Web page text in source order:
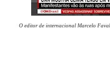
O editor de internacional Marcelo